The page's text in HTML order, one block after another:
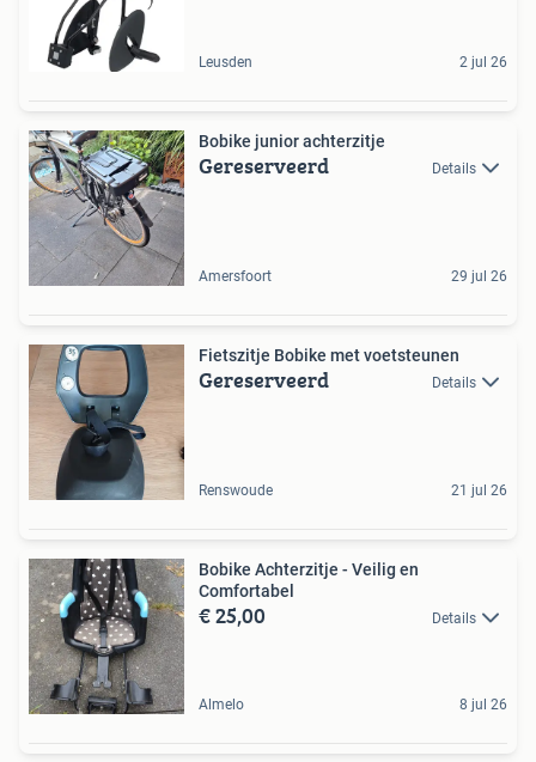
Leusden 2 jul 26
Bobike junior achterzitje
Gereserveerd Details
Amersfoort 29 jul 26
Fietszitje Bobike met voetsteunen
Gereserveerd Details
Renswoude 21 jul 26
Bobike Achterzitje - Veilig en
Comfortabel
€ 25,00 Details
Almelo 8 jul 26